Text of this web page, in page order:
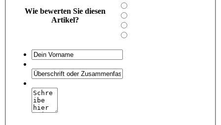
Wie bewerten Sie diesen
Artikel?